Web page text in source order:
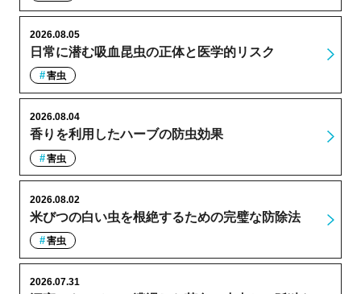
日常に潜む吸血昆虫の正体と医学的リスク
2026.08.05
害虫
香りを利用したハーブの防虫効果
2026.08.04
害虫
米びつの白い虫を根絶するための完璧な防除法
2026.08.02
害虫
2026.07.31